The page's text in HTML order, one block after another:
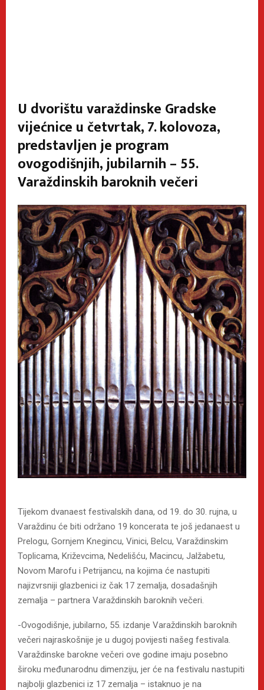
U dvorištu varaždinske Gradske
vijećnice u četvrtak, 7. kolovoza,
predstavljen je program
ovogodišnjih, jubilarnih – 55.
Varaždinskih baroknih večeri
Tijekom dvanaest festivalskih dana, od 19. do 30. rujna, u
Varaždinu će biti održano 19 koncerata te još jedanaest u
Prelogu, Gornjem Knegincu, Vinici, Belcu, Varaždinskim
Toplicama, Križevcima, Nedelišću, Macincu, Jalžabetu,
Novom Marofu i Petrijancu, na kojima će nastupiti
najizvrsniji glazbenici iz čak 17 zemalja, dosadašnjih
zemalja – partnera Varaždinskih baroknih večeri.
-Ovogodišnje, jubilarno, 55. izdanje Varaždinskih baroknih
večeri najraskošnije je u dugoj povijesti našeg festivala.
Varaždinske barokne večeri ove godine imaju posebno
široku međunarodnu dimenziju, jer će na festivalu nastupiti
najbolji glazbenici iz 17 zemalja – istaknuo je na